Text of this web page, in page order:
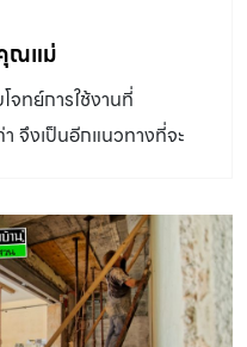
คุณแม่
จทย์การใช้งานที่
า จึงเป็นอีกแนวทางที่จะ
เดิมของครอบครัวที่อยู่
าน คุณชัชวาลย์-คุณ
ว่าเดิมทีบ้านหลังนี้อยู่กัน
บจึงแยกย้ายออกจากบ้าน